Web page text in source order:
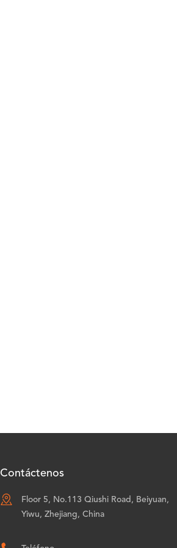
Contáctenos

Floor 5, No.113 Qiushi Road, Beiyuan,
Yiwu, Zhejiang, China